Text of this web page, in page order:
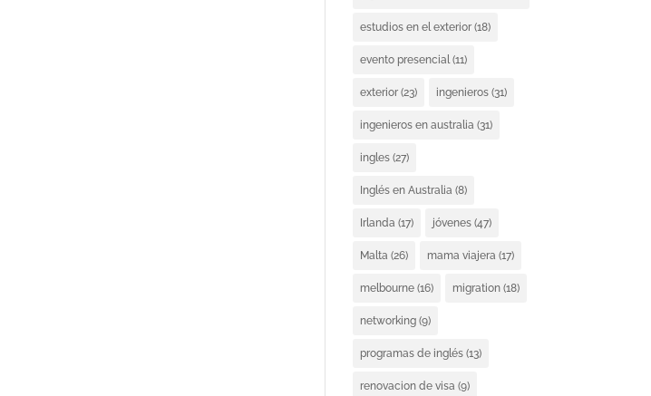
estudios en el exterior (18)
evento presencial(11)
exterior (23) ingenieros (31)
ingenieros en australia (31)
ingles (27)
Inglés en Australia (8)
Irlanda (17) jóvenes (47)
Malta (26) mama viajera (17)
melbourne (16) migration (18)
networking (9)
programas de inglés (13)
renovacion de visa (9)